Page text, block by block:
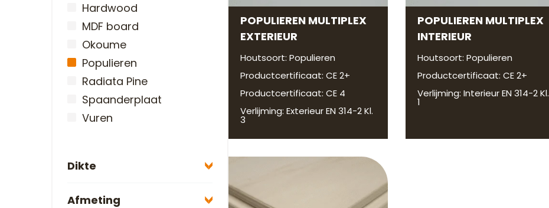
Hardwood
MDF board
Okoume
Populieren
Radiata Pine
Spaanderplaat
Vuren
Dikte
Afmeting
POPULIEREN MULTIPLEX
EXTERIEUR
Productcertificaat: CE 2+
Productcertificaat: CE 4
Verlijming: Exterieur EN 314-2 Kl.
3
Houtsoort: Populieren
POPULIEREN MULTIPLEX
INTERIEUR
Verlijming: Interieur EN 314-2 Kl.
1
Productcertificaat: CE 2+
Houtsoort: Populieren